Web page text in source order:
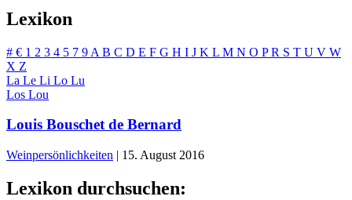
Lexikon
# € 1 2 3 4 5 7 9 A B C D E F G H I J K L M N O PR S T U V W
X Z
La Le Li Lo Lu
Los Lou
Louis Bouschet de Bernard
Weinpersönlichkeiten | 15. August 2016
Lexikon durchsuchen: